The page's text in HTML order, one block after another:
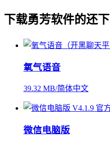
下载勇芳软件的还
氧气语音
39.32 MB/简体中文
微信电脑版